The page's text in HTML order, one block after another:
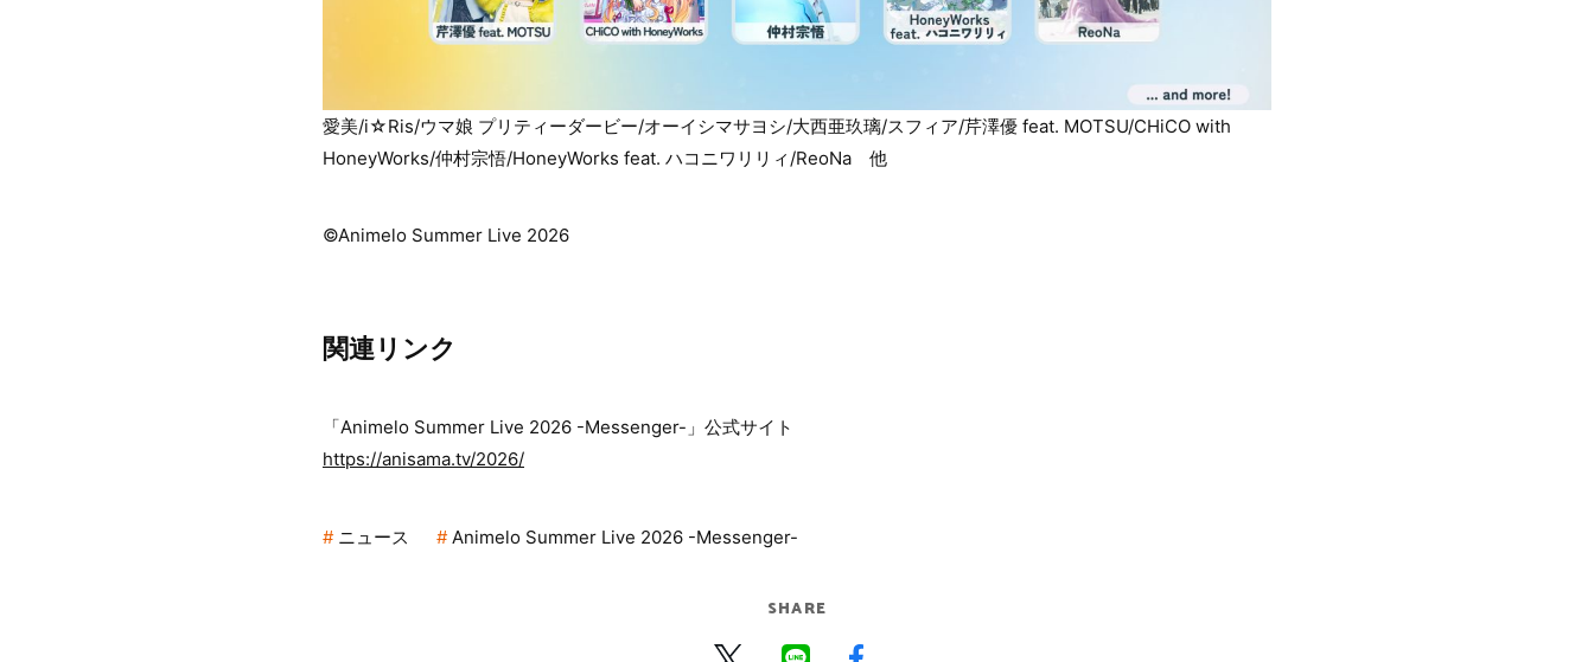
愛美/i☆Ris/ウマ娘 プリティーダービー/オーイシマサヨシ/大西亜玖璃/スフィア/芹澤優 feat. MOTSU/CHiCO with
HoneyWorks/仲村宗悟/HoneyWorks feat. ハコニワリリィ/ReoNa 他
©Animelo Summer Live 2026
関連リンク
「Animelo Summer Live 2026 -Messenger-」公式サイト
https://anisama.tv/2026/
ニュース Animelo Summer Live 2026 -Messenger-
SHARE